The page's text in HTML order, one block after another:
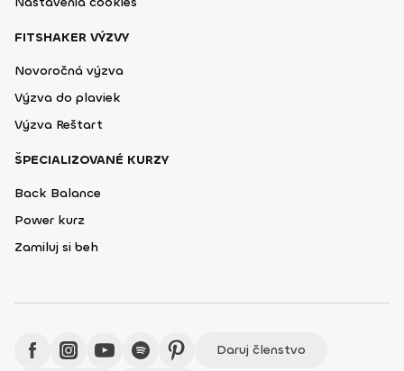
FITSHAKER VÝZVY
Novoročná výzva
Výzva do plaviek
Výzva Reštart
ŠPECIALIZOVANÉ KURZY
Back Balance
Power kurz
Zamiluj si beh
Daruj členstvo